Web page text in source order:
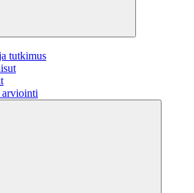
tutkimus
arviointi